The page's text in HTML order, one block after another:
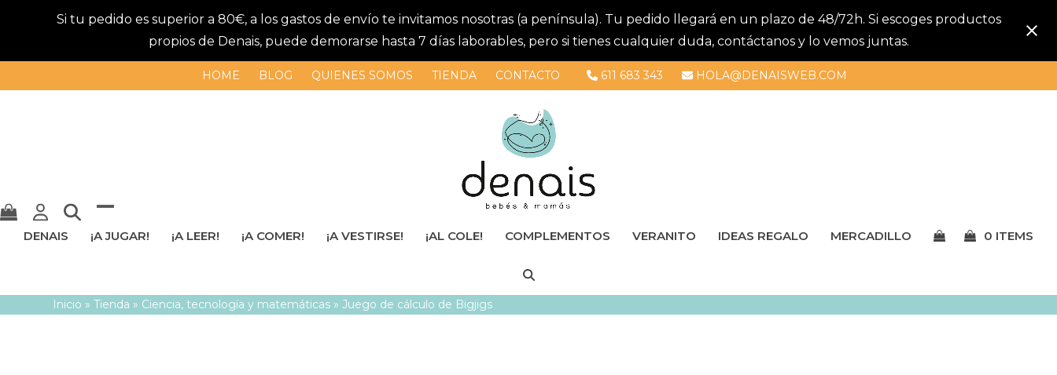
Si tu pedido es superior a 80€, a los gastos de envío te invitamos nosotras (a península). Tu pedido llegará en un plazo de 48/72h. Si escoges productos
propios de Denais, puede demorarse hasta 7 días laborables, pero si tienes cualquier duda, contáctanos y lo vemos juntas.
HOME BLOG QUIENES SOMOS TIENDA CONTACTO 611 683 343 HOLA@DENAISWEB.COM
Mostrar
menú
Cerrar
DENAIS ¡A JUGAR! ¡A LEER! ¡A COMER! ¡A VESTIRSE! ¡AL COLE! COMPLEMENTOS VERANITO IDEAS REGALO MERCADILLO 0 ITEMS
Inicio »Tienda » Ciencia, tecnología y matemáticas »Juego de cálculo de Bigjigs